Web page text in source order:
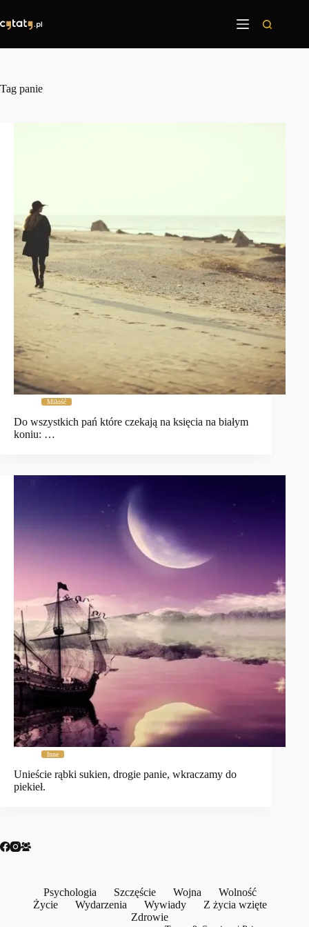
treści
Tag panie
Miłość
Do wszystkich pań które czekają na księcia na białym
koniu: …
Inne
Unieście rąbki sukien, drogie panie, wkraczamy do
piekieł.
Psychologia Szczęście Wojna
Wolność
Życie
Wydarzenia Wywiady
Z życia wzięte
Zdrowie